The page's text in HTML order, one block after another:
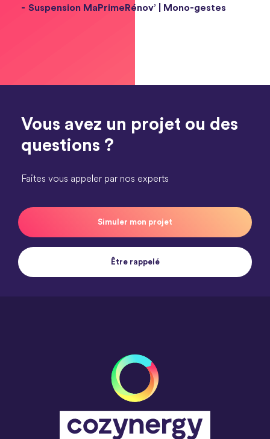
Suspension MaPrimeRénov’ | Mono-gestes
Vous avez un projet ou des
questions ?
Faites vous appeler par nos experts
Simuler mon projet
Être rappelé